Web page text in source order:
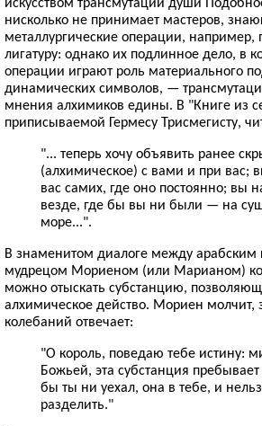
нисколько не принимает мастеров,
металлургические операции,
лигатуру: однако их подлинное дело, в
операции играют роль материального
динамических символов, —
мнения алхимиков едины. В "Книге из
приписываемой Гермесу Трисмегисту,
"... теперь хочу объявить ранее
(алхимическое) с вами и при вас;
вас самих, где оно постоянно; вы
везде, где бы вы ни были — на
море...".
В знаменитом диалоге между арабским
мудрецом Мориеном (или Марианом)
можно отыскать субстанцию,
алхимическое действо. Мориен молчит,
колебаний отвечает:
"О король, поведаю тебе истину:
Божьей, эта субстанция пребывает
бы ты ни уехал, она в тебе, и
разделить."